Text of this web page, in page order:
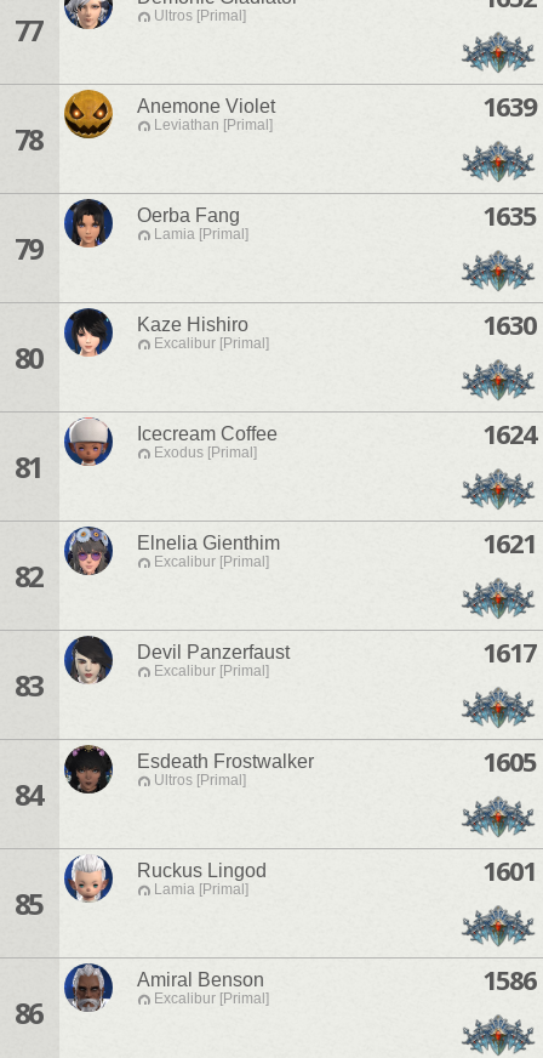
77 Ultros [Primal]
78
Anemone Violet
Leviathan [Primal]
1639
79
Oerba Fang
Lamia [Primal]
1635
80
Kaze Hishiro
Excalibur [Primal]
1630
81
Icecream Coffee
Exodus [Primal]
1624
82
Elnelia Gienthim
Excalibur [Primal]
1621
83
Devil Panzerfaust
Excalibur [Primal]
1617
84
Esdeath Frostwalker
Ultros [Primal]
1605
85
Ruckus Lingod
Lamia [Primal]
1601
86
Amiral Benson
Excalibur [Primal]
1586